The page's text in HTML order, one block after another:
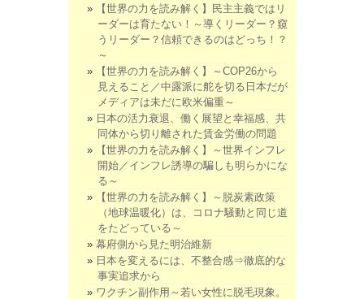
【世界の力を読み解く】民主主義ではリ
ーダーは育たない！～導くリーダー？窺
うリーダー？信頼できるのはどっち！？
～
【世界の力を読み解く】～COP26から
見えること／中露派に舵を切る日本だが
メディアは未だに欧米偏重～
日本の活力衰退、働く展望と幸福感、共
同体から切り離された賃金労働の問題
【世界の力を読み解く】～世界インフレ
開始／インフレ誘導の騙しも明らかにな
る～
【世界の力を読み解く】～脱炭素政策
（地球温暖化）は、コロナ騒動と同じ道
をたどっている～
幕府側から見た明治維新
日本を変えるには、不整合感⇒徹底的な
事実追求から
ワクチン副作用～若い女性に脱毛現象。